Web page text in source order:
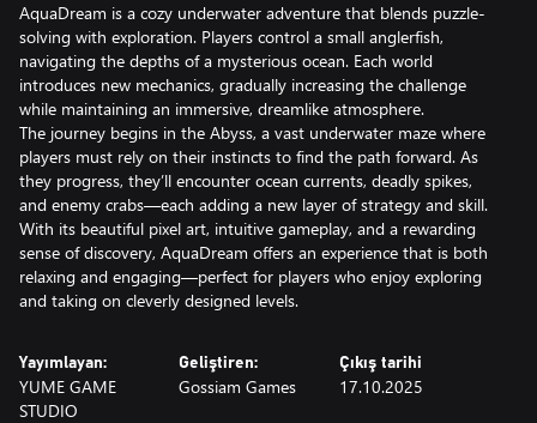
AquaDream is a cozy underwater adventure that blends puzzle-
solving with exploration. Players control a small anglerfish,
navigating the depths of a mysterious ocean. Each world
introduces new mechanics, gradually increasing the challenge
while maintaining an immersive, dreamlike atmosphere.
The journey begins in the Abyss, a vast underwater maze where
players must rely on their instincts to find the path forward. As
they progress, they’ll encounter ocean currents, deadly spikes,
and enemy crabs—each adding a new layer of strategy and skill.
With its beautiful pixel art, intuitive gameplay, and a rewarding
sense of discovery, AquaDream offers an experience that is both
relaxing and engaging—perfect for players who enjoy exploring
and taking on cleverly designed levels.
Yayımlayan:
YUME GAME
STUDIO
Geliştiren:
Gossiam Games
Çıkış tarihi
17.10.2025